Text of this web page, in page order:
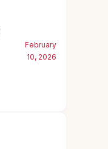
February
10, 2026